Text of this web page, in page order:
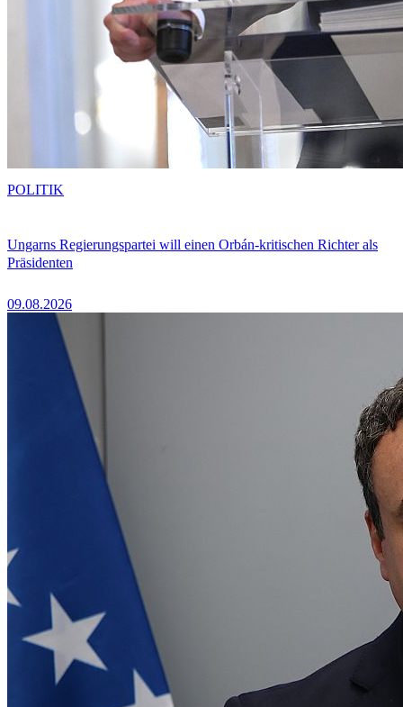
Ungarns Regierungspartei will einen Orbán-kritischen Richter als
Präsidenten
09.08.2026
POLITIK